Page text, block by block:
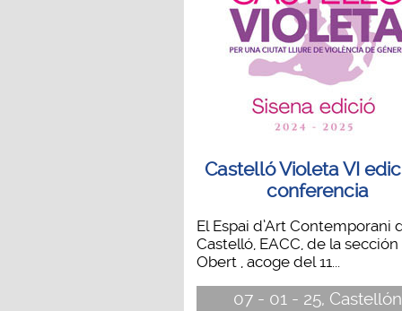
Castelló Violeta VI
conferencia
El Espai d’Art Contemporani
Castelló, EACC, de la sección
Obert , acoge del 11...
07 - 01 - 25, Castellón